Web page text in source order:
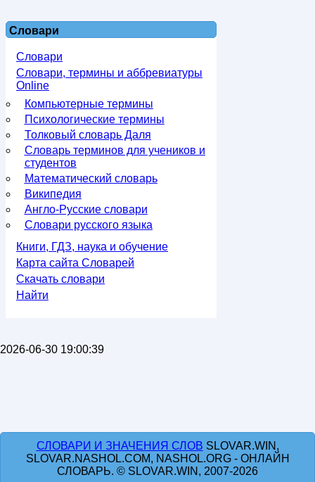
Словари
Словари
Словари, термины и аббревиатуры
Online
Компьютерные термины
Психологические термины
Толковый словарь Даля
Словарь терминов для учеников и
студентов
Математический словарь
Википедия
Англо-Русские словари
Словари русского языка
Книги, ГДЗ, наука и обучение
Карта сайта Словарей
Скачать словари
Найти
2026-06-30 19:00:39
СЛОВАРИ И ЗНАЧЕНИЯ СЛОВ SLOVAR.WIN,
SLOVAR.NASHOL.COM, NASHOL.ORG - ОНЛАЙН
СЛОВАРЬ. © SLOVAR.WIN, 2007-2026